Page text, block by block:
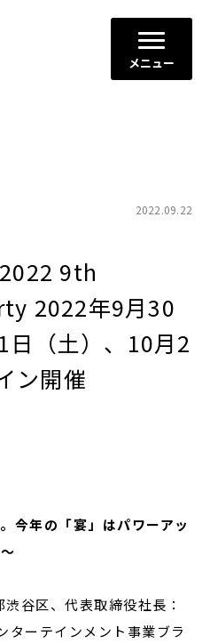
メニュー
2022.09.22
9th
2022年9月30
日（土）、10月2
ン開催
今年の「宴」はパワーアッ
谷区、代表取締役社長：
ターテインメント事業ブラ
2025年